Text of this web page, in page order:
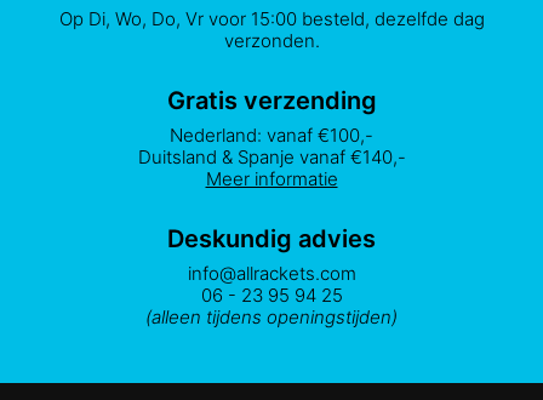
optie
gekozen
op
Op Di, Wo, Do, Vr voor 15:00 besteld, dezelfde dag
verzonden.
Gratis verzending
Nederland: vanaf €100,-
Duitsland & Spanje vanaf €140,-
Meer informatie
Deskundig advies
info@allrackets.com
06 - 23 95 94 25
(alleen tijdens openingstijden)